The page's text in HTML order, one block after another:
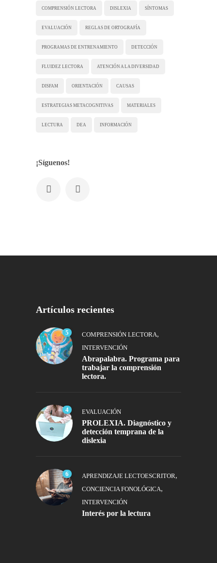
COMPRENSIÓN LECTORA DISLEXIA SÍNTOMAS
EVALUACIÓN REGLAS DE ORTOGRAFÍA
PROGRAMAS DE ENTRENAMIENTO DETECCIÓN
FLUIDEZ LECTORA ATENCIÓN A LA DIVERSIDAD
DISFAM ORIENTACIÓN CAUSAS
ESTRATEGIAS METACOGNITIVAS MATERIALES
LECTURA DEA INFORMACIÓN
¡Síguenos!
Artículos recientes
5 COMPRENSIÓN LECTORA,
INTERVENCIÓN
Abrapalabra. Programa para
trabajar la comprensión
lectora.
4 EVALUACIÓN
PROLEXIA. Diagnóstico y
detección temprana de la
dislexia
6 APRENDIZAJE LECTOESCRITOR,
CONCIENCIA FONOLÓGICA,
INTERVENCIÓN
Interés por la lectura